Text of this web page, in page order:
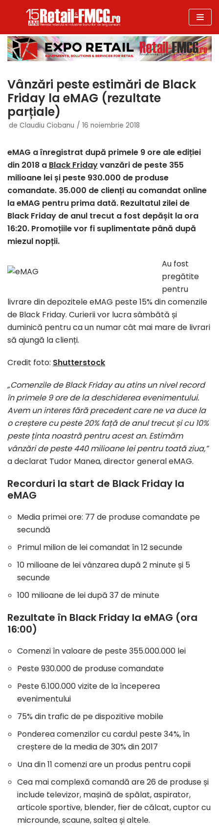
la
conținut
Vânzări peste estimări de Black
Friday la eMAG (rezultate
parțiale)
de Claudiu Ciobanu 16 noiembrie 2018
eMAG a înregistrat după primele 9 ore ale ediției
din 2018 a Black Fridayvanzări de peste 355
milioane lei și peste 930.000 de produse
comandate. 35.000 de clienți au comandat online
la eMAG pentru prima dată. Rezultatul zilei de
Black Friday de anul trecut a fost depășit la ora
16:20. Promoțiile vor fi suplimentate până după
miezul nopții.
Au fost
pregătite
pentru
livrare din depozitele eMAG peste 15% din comenzile
de Black Friday. Curierii vor lucra sâmbătă și
duminică pentru ca un numar cât mai mare de livrari
să ajungă la clienți.
Credit foto: Shutterstock
„Comenzile de Black Friday au atins un nivel record
în primele 9 ore de la deschiderea evenimentului.
Avem un interes fără precedent care ne va duce la
o creștere cu peste 20% față de anul trecut și cu 10%
peste ținta noastră pentru acest an. Estimăm
vânzări de peste 440 milioane lei pentru toată ziua,”
a declarat Tudor Manea, director general eMAG.
Recorduri la start de Black Friday la
eMAG
Media primei ore: 77 de produse comandate pe
secundă
Primul milion de lei comandat în 12 secunde
10 milioane de lei vânzarea după 2 minute și 5
secunde
100 milioane de lei după 37 de minute
Rezultate în Black Friday la eMAG (ora
16:00)
Comenzi în valoare de peste 355.000.000 lei
Peste 930.000 de produse comandate
Peste 6.100.000 vizite de la începerea
evenimentului
75% din trafic de pe dispozitive mobile
Ponderea comenzilor cu cardul peste 34%, în
creștere de la media de 30% din 2017
Una din 11 comenzi are un produs pentru copii
Cea mai complexă comandă are 26 de produse și
include televizor, mașină de spălat, aspirator,
articole sportive, blender, fier de călcat, cuptor cu
microunde, scaune, saltea și altele.